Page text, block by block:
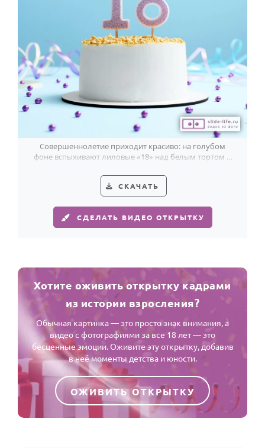
Совершеннолетие приходит красиво: на голубом
фоне вспыхивают лиловые «18» над белым тортом и
СКАЧАТЬ
СДЕЛАТЬ ВИДЕО ОТКРЫТКУ
Хотите оживить открытку кадрами
из истории взросления?
Обычная картинка — это просто знак внимания, а
видео с фотографиями за все 18 лет — это
бесценные эмоции. Оживите эту открытку, добавив
в неё моменты детства и юности.
ОЖИВИТЬ ОТКРЫТКУ